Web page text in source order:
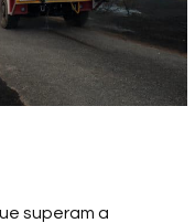
superam a